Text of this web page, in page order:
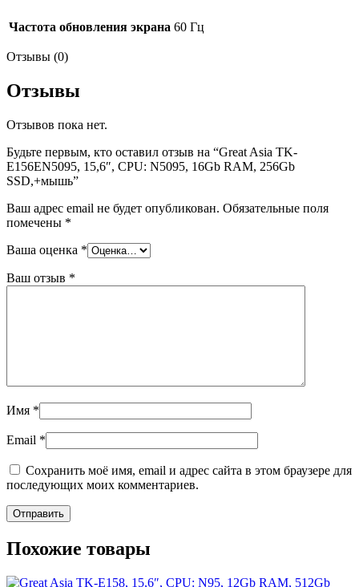
Частота обновления экрана 60 Гц
Отзывы (0)
Отзывы
Отзывов пока нет.
Будьте первым, кто оставил отзыв на “Great Asia TK-
E156EN5095, 15,6″, CPU: N5095, 16Gb RAM, 256Gb
SSD,+мышь”
Ваш адрес email не будет опубликован. Обязательные поля
помечены *
Ваша оценка *
Ваш отзыв *
Имя *
Email *
Сохранить моё имя, email и адрес сайта в этом браузере для
последующих моих комментариев.
Похожие товары